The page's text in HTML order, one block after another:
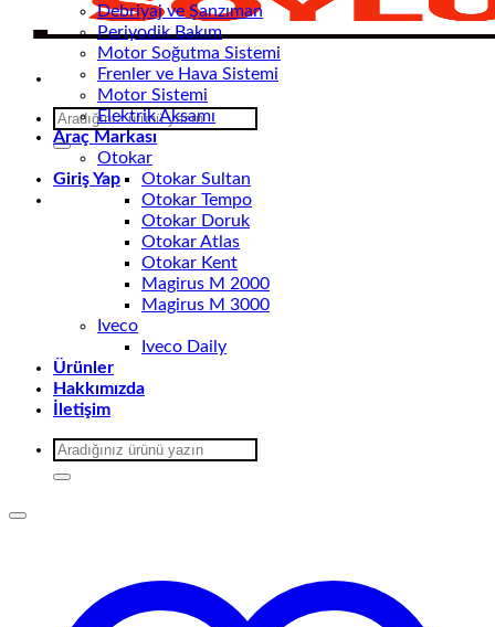
Ara:
Giriş Yap
Debriyaj ve Şanzıman
Periyodik Bakım
Motor Soğutma Sistemi
Frenler ve Hava Sistemi
Motor Sistemi
Elektrik Aksamı
Araç Markası
Otokar
Otokar Sultan
Otokar Tempo
Otokar Doruk
Otokar Atlas
Otokar Kent
Magirus M 2000
Magirus M 3000
Iveco
Iveco Daily
Ürünler
Hakkımızda
İletişim
Ara: